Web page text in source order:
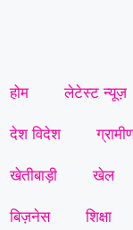
होम लेटेस्ट न्यूज़
देश विदेश
खेतीबाड़ी खेल
बिज़नेस शिक्षा